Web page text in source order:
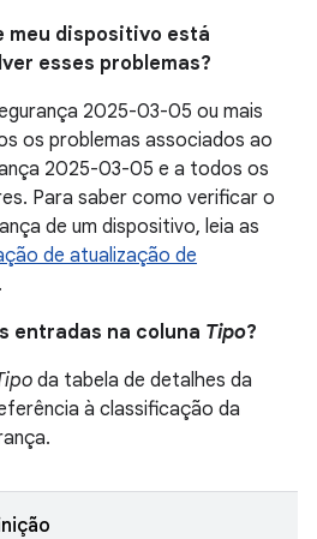
meu dispositivo está
esses problemas?
2025-03-05 ou mais
os problemas associados ao
2025-03-05 e a todos os
Para saber como verificar o
de um dispositivo, leia as
de atualização de
.
entradas na coluna Tipo?
da tabela de detalhes da
à classificação da